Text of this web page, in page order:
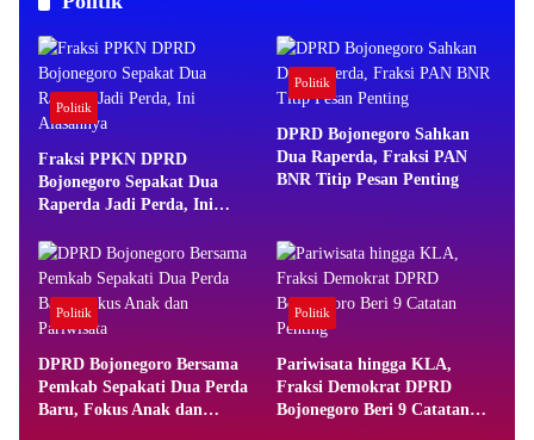
Politik
Fraksi PPKN DPRD
Bojonegoro Sepakat Dua
Raperda Jadi Perda, Ini
Politik
DPRD Bojonegoro Sahkan
Dua Raperda, Fraksi PAN
BNR Titip Pesan Penting
Politik
DPRD Bojonegoro Bersama
Pemkab Sepakati Dua Perda
Baru, Fokus Anak dan
Politik
Pariwisata hingga KLA,
Fraksi Demokrat DPRD
Bojonegoro Beri 9 Catatan